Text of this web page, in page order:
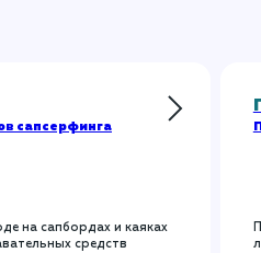
сапсерфинга
на сапбордах и каяках
средств